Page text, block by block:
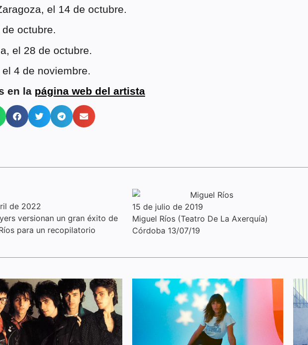
el 14 de octubre.
octubre.
el 28 de octubre.
4 de noviembre.
en la página web del artista
de 2022
versionan un gran éxito de
para un recopilatorio
15 de julio de 2019
Miguel Ríos (Teatro De La Axerquía)
Córdoba 13/07/19